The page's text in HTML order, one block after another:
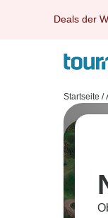
Deals der
Startseite /